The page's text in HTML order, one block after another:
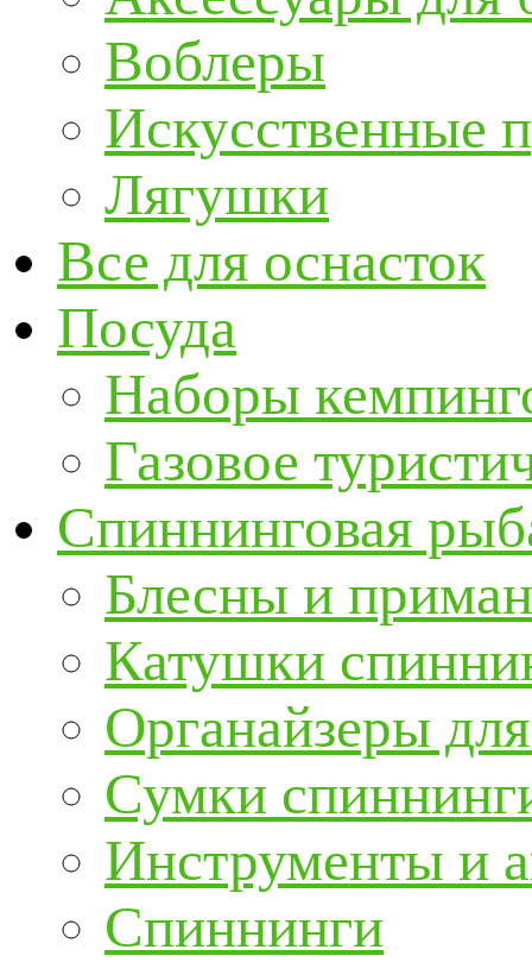
Воблеры
Искусственные
Лягушки
Все для оснасток
Посуда
Наборы
Газовое
Спиннинговая
Блесны и
Катушки
Органайзеры
Сумки
Инструменты и
Спиннинги